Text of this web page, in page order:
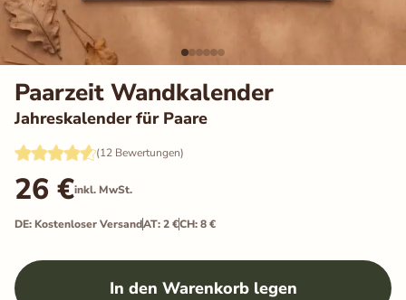
Paarzeit Wandkalender
Jahreskalender für Paare
(12 Bewertungen)
26 €inkl. MwSt.
DE: Kostenloser VersandAT: 2 €CH: 8 €
In den Warenkorb legen